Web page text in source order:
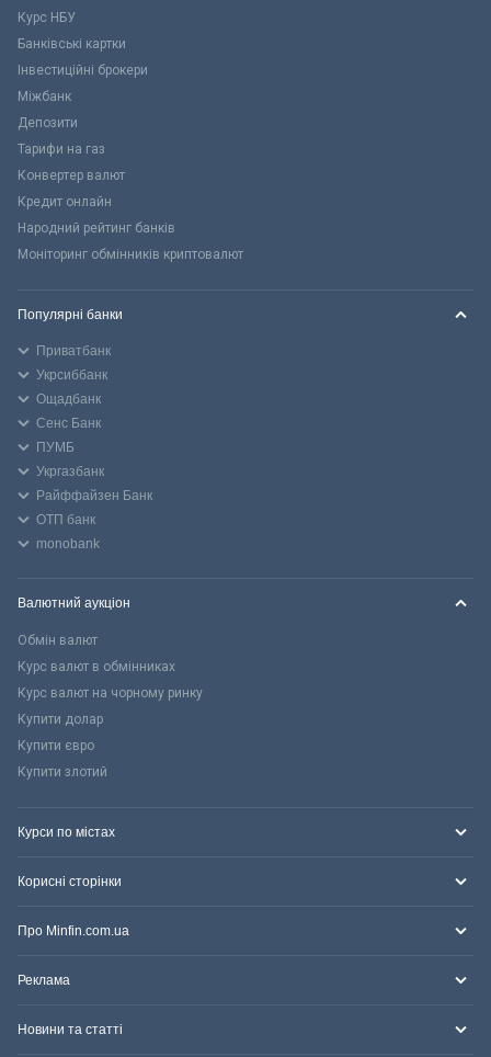
Курс НБУ
Банківські картки
Інвестиційні брокери
Міжбанк
Депозити
Тарифи на газ
Конвертер валют
Кредит онлайн
Народний рейтинг банків
Моніторинг обмінників криптовалют
Популярні банки
Приватбанк
Укрсиббанк
Ощадбанк
Сенс Банк
ПУМБ
Укргазбанк
Райффайзен Банк
ОТП банк
monobank
Валютний аукціон
Обмін валют
Курс валют в обмінниках
Курс валют на чорному ринку
Купити долар
Купити євро
Купити злотий
Курси по містах
Корисні сторінки
Про Minfin.com.ua
Реклама
Новини та статті